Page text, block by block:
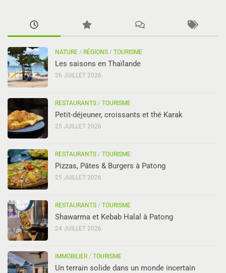
NATURE / RÉGIONS / TOURISME
Les saisons en Thaïlande
26 JUILLET 2026
RESTAURANTS / TOURISME
Petit-déjeuner, croissants et thé Karak
25 JUILLET 2026
RESTAURANTS / TOURISME
Pizzas, Pâtes & Burgers à Patong
25 JUILLET 2026
RESTAURANTS / TOURISME
Shawarma et Kebab Halal à Patong
24 JUILLET 2026
IMMOBILIER / TOURISME
Un terrain solide dans un monde incertain